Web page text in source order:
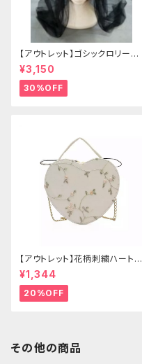
【アウトレット】ゴシックロリータ
ゴールドクラウン＆ホーン(ヴェ
ール付き)
¥3,150
30%OFF
【アウトレット】花柄刺繍ハートバ
ッグ
¥1,344
20%OFF
その他の商品